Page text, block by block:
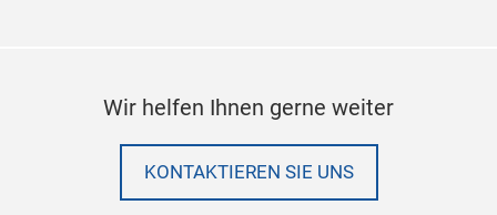
Wir helfen Ihnen gerne weiter
KONTAKTIEREN SIE UNS